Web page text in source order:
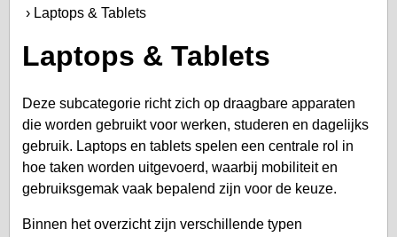
Laptops & Tablets
Laptops & Tablets
Deze subcategorie richt zich op draagbare apparaten
die worden gebruikt voor werken, studeren en dagelijks
gebruik. Laptops en tablets spelen een centrale rol in
hoe taken worden uitgevoerd, waarbij mobiliteit en
gebruiksgemak vaak bepalend zijn voor de keuze.
Binnen het overzicht zijn verschillende typen